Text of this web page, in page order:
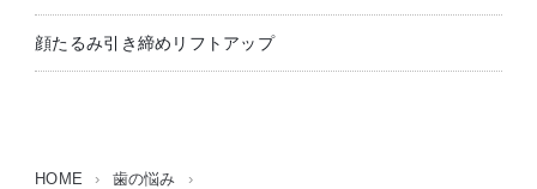
顔たるみ引き締めリフトアップ
HOME › 歯の悩み
›